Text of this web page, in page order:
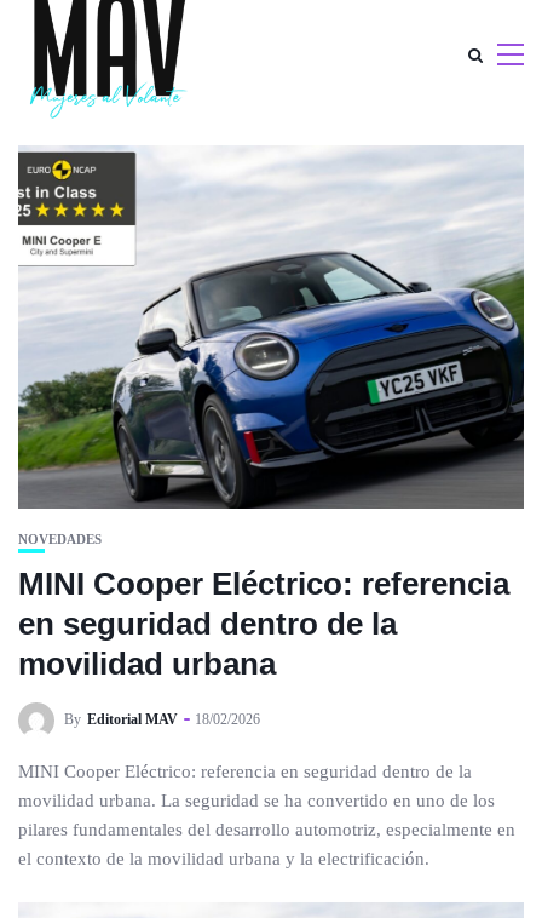
NOVEDADES
MINI Cooper Eléctrico: referencia
en seguridad dentro de la
movilidad urbana
By Editorial MAV 18/02/2026
MINI Cooper Eléctrico: referencia en seguridad dentro de la
movilidad urbana. La seguridad se ha convertido en uno de los
pilares fundamentales del desarrollo automotriz, especialmente en
el contexto de la movilidad urbana y la electrificación.